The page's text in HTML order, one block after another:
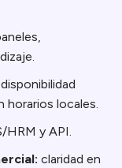
disponibilidad
horarios locales.
HRM y API.
claridad en